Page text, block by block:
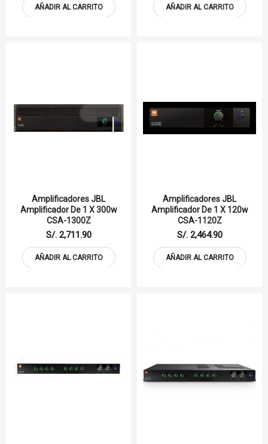
AÑADIR AL CARRITO AÑADIR AL CARRITO
Amplificadores JBL
Amplificador De 1 X 300w
CSA-1300Z
S/. 2,711.90
AÑADIR AL CARRITO
Amplificadores JBL
Amplificador De 1 X 120w
CSA-1120Z
S/. 2,464.90
AÑADIR AL CARRITO